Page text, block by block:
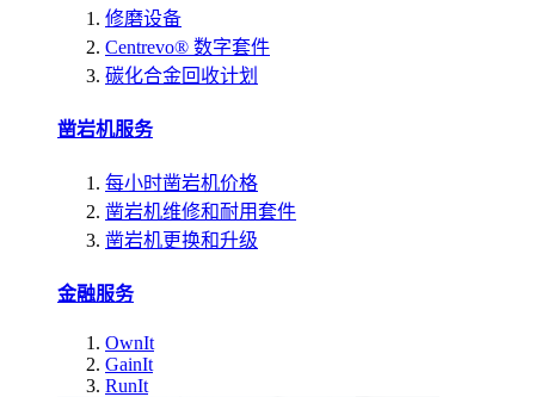
修磨设备
Centrevo® 数字套件
碳化合金回收计划
凿岩机服务
每小时凿岩机价格
凿岩机维修和耐用套件
凿岩机更换和升级
金融服务
OwnIt
GainIt
RunIt